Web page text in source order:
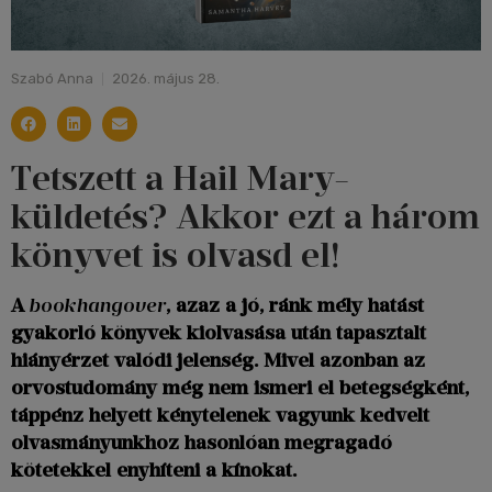
Szabó Anna 2026. május 28.
Tetszett a Hail Mary-
küldetés? Akkor ezt a három
könyvet is olvasd el!
Abookhangover, azaz a jó, ránk mély hatást
gyakorló könyvek kiolvasása után tapasztalt
hiányérzet valódi jelenség. Mivel azonban az
orvostudomány még nem ismeri el betegségként,
táppénz helyett kénytelenek vagyunk kedvelt
olvasmányunkhoz hasonlóan megragadó
kötetekkel enyhíteni a kínokat.